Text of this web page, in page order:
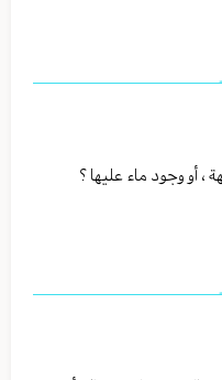
أو وجود ماء عليها ؟